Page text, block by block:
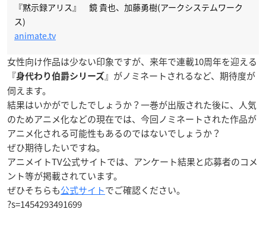
『黙示録アリス』 鏡 貴也、加藤勇樹(アークシステムワーク
ス)
animate.tv
女性向け作品は少ない印象ですが、来年で連載10周年を迎える
『身代わり伯爵シリーズ』がノミネートされるなど、期待度が
伺えます。
結果はいかがでしたでしょうか？一巻が出版された後に、人気
のためアニメ化などの現在では、今回ノミネートされた作品が
アニメ化される可能性もあるのではないでしょうか？
ぜひ期待したいですね。
アニメイトTV公式サイトでは、アンケート結果と応募者のコメ
ント等が掲載されています。
ぜひそちらも公式サイトでご確認ください。
?s=1454293491699